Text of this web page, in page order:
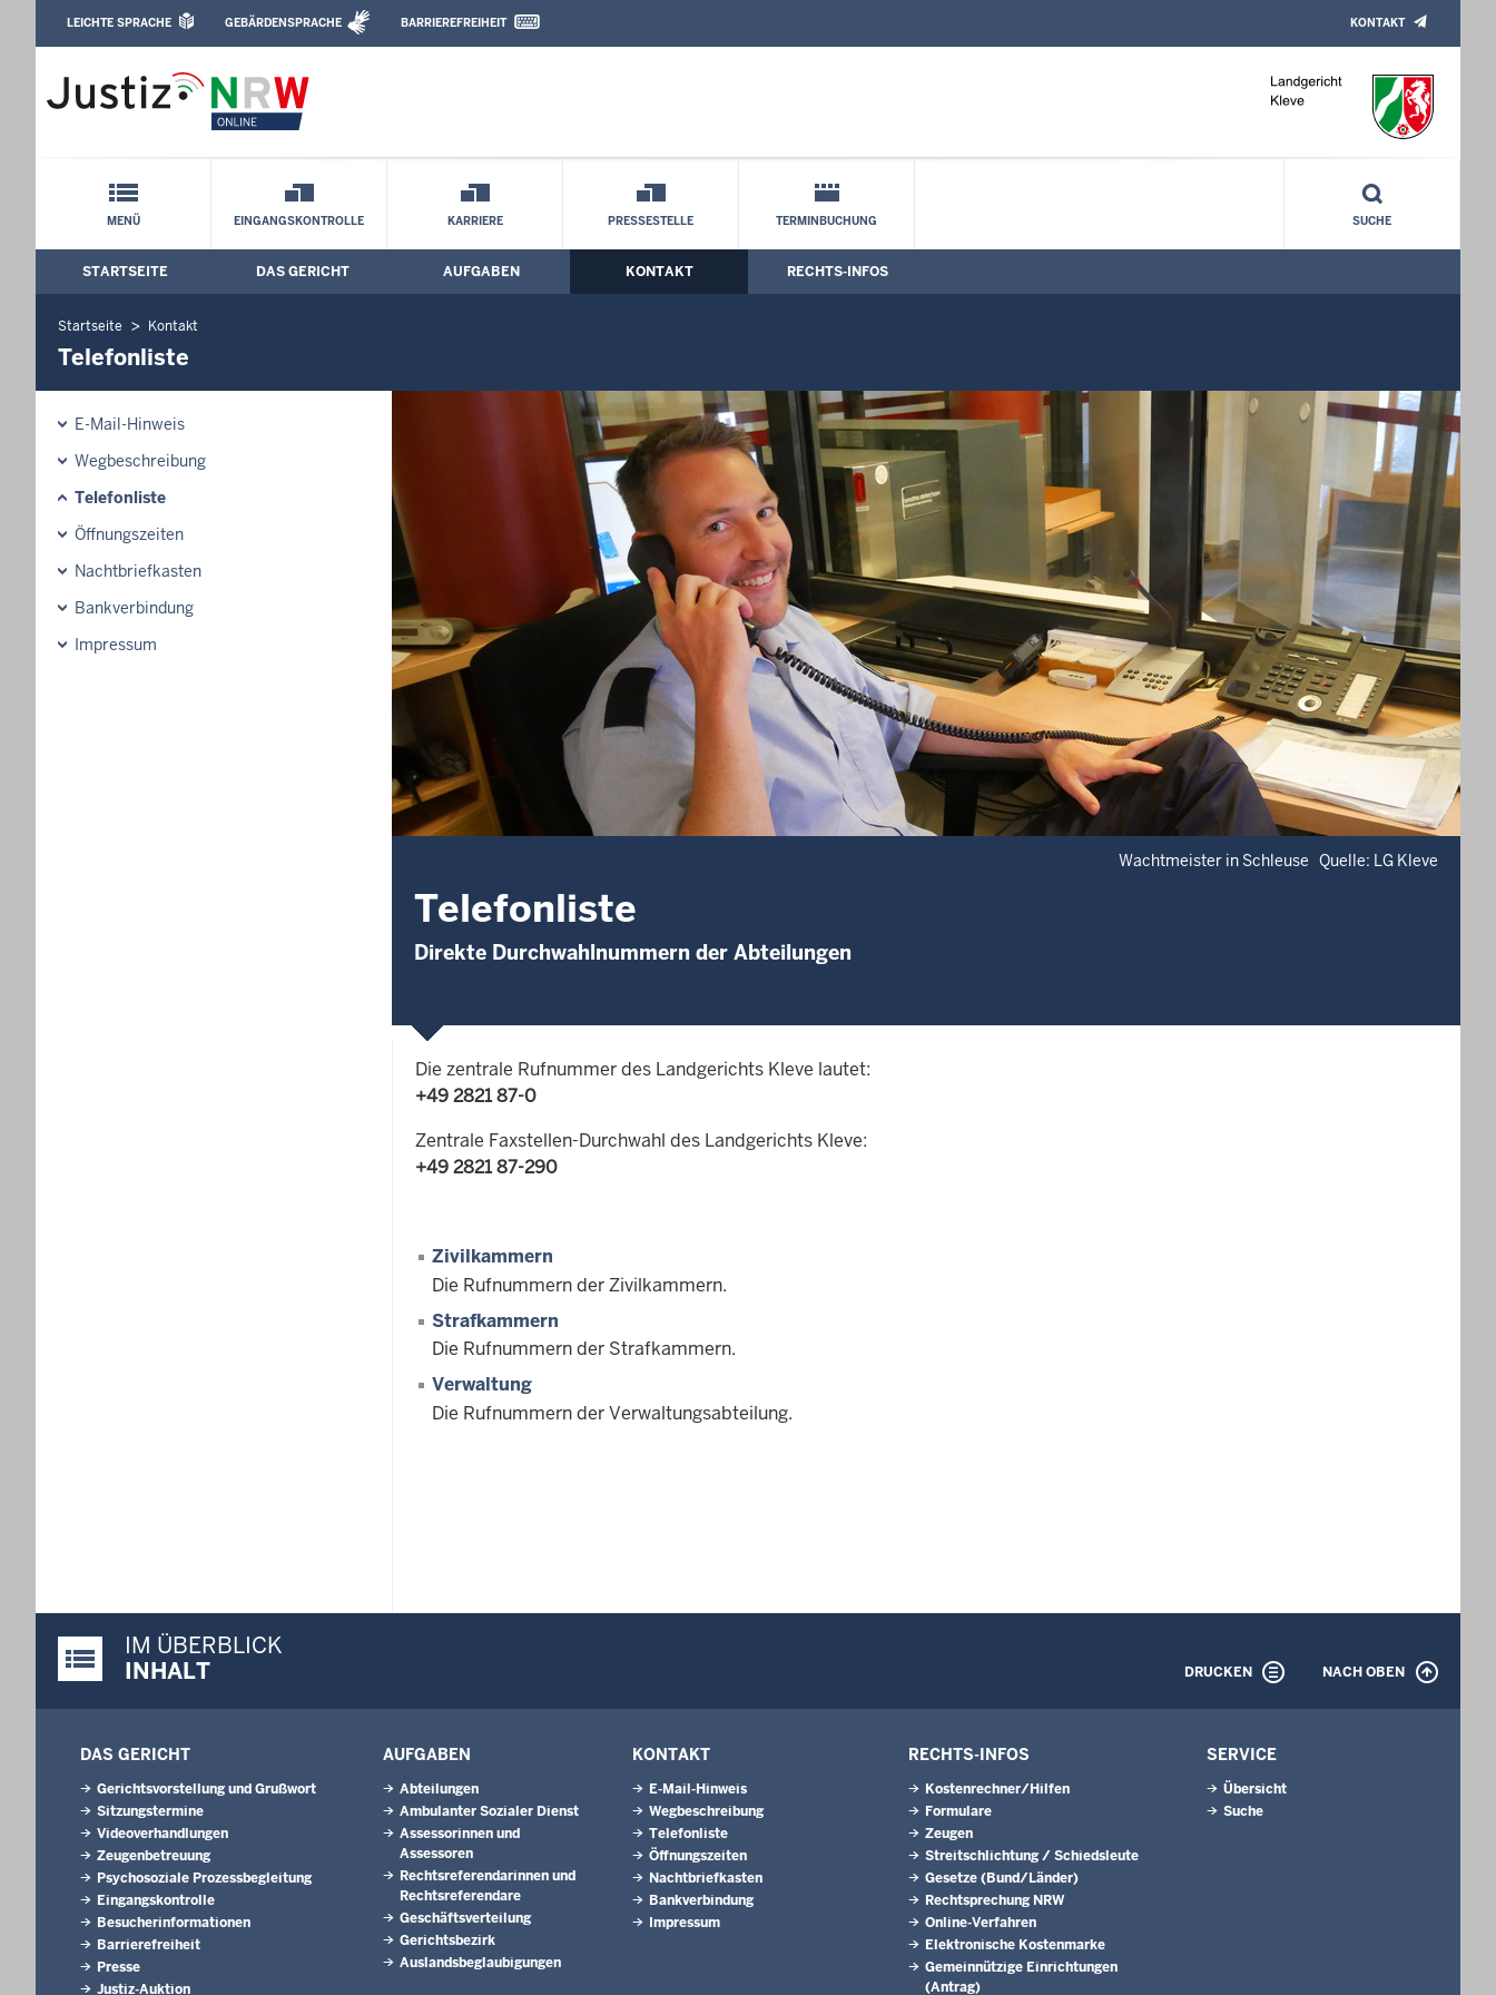
Landgericht Kleve: Telefonliste
Leichte Sprache, Gebärdensprachenvideo und Kontaktformular
LEICHTE SPRACHE GEBÄRDENSPRACHE BARRIEREFREIHEIT KONTAKT
Schnellnavigation mit Volltext-Suche
MENÜ EINGANGSKONTROLLE KARRIERE PRESSESTELLE TERMINBUCHUNG SUCHE
Hauptmenü: Hauptnavigation
STARTSEITE DAS GERICHT AUFGABEN KONTAKT RECHTS-INFOS
Startseite Kontakt
Telefonliste
E-Mail-Hinweis
Wegbeschreibung
Telefonliste
Öffnungszeiten
Nachtbriefkasten
Bankverbindung
Impressum
Wachtmeister in Schleuse Quelle: LG Kleve
Telefonliste
Direkte Durchwahlnummern der Abteilungen
Die zentrale Rufnummer des Landgerichts Kleve lautet:
+49 2821 87-0
Zentrale Faxstellen-Durchwahl des Landgerichts Kleve:
+49 2821 87-290
Zivilkammern
Die Rufnummern der Zivilkammern.
Strafkammern
Die Rufnummern der Strafkammern.
Verwaltung
Die Rufnummern der Verwaltungsabteilung.
Justiz-Portal im Überblick:
IM ÜBERBLICK
INHALT
DRUCKEN NACH OBEN
DAS GERICHT
Gerichtsvorstellung und Grußwort
Sitzungstermine
Videoverhandlungen
Zeugenbetreuung
Psychosoziale Prozessbegleitung
Eingangskontrolle
Besucherinformationen
Barrierefreiheit
Presse
Justiz-Auktion
AUFGABEN
Abteilungen
Ambulanter Sozialer Dienst
Assessorinnen und
Assessoren
Rechtsreferendarinnen und
Rechtsreferendare
Geschäftsverteilung
Gerichtsbezirk
Auslandsbeglaubigungen
KONTAKT
E-Mail-Hinweis
Wegbeschreibung
Telefonliste
Öffnungszeiten
Nachtbriefkasten
Bankverbindung
Impressum
RECHTS-INFOS
Kostenrechner/Hilfen
Formulare
Zeugen
Streitschlichtung / Schiedsleute
Gesetze (Bund/Länder)
Rechtsprechung NRW
Online-Verfahren
Elektronische Kostenmarke
Gemeinnützige Einrichtungen
(Antrag)
SERVICE
Übersicht
Suche